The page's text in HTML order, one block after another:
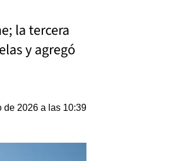
la tercera
y agregó
de 2026 a las 10:39